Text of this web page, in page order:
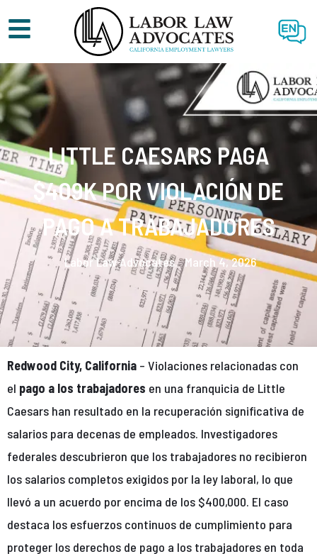
EN
LITTLE CAESARS PAGA
$409K POR VIOLACIÓN DE
PAGO A TRABAJADORES
Labor Law Advocates. March 4, 2026
Redwood City, California – Violaciones relacionadas con
el pago a los trabajadores en una franquicia de Little
Caesars han resultado en la recuperación significativa de
salarios para decenas de empleados. Investigadores
federales descubrieron que los trabajadores no recibieron
los salarios completos exigidos por la ley laboral, lo que
llevó a un acuerdo por encima de los $400,000. El caso
destaca los esfuerzos continuos de cumplimiento para
proteger los derechos de pago a los trabajadores en toda